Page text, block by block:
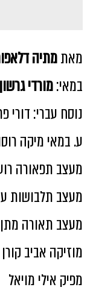
מאתמתיה
במאי:מורדי גרשון
נוסח עברי: דורי
ע. במאי מיקה
מעצב תפאורה
מעצב תלבושות
מעצב תאורה
מוזיקה אביב קורן
מפיק אילי מויאל